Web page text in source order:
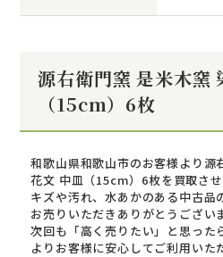
源右衛門窯 是米木窯
（15cm）6枚
和歌山県和歌山市のお客様より源
花文 中皿（15cm）6枚を買取させ
キズや汚れ、水あかのある中古品
お売りいただきありがとうござい
次回も「高く売りたい」と思った
よりお客様に安心してご利用いた